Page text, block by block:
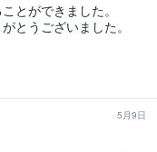
とができました。
とうございました。
5月9日